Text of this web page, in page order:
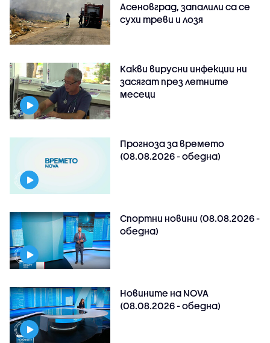
Асеновград, запалили са се
сухи треви и лозя
Какви вирусни инфекции ни
засягат през летните
месеци
Прогноза за времето
(08.08.2026 - обедна)
Спортни новини (08.08.2026 -
обедна)
Новините на NOVA
(08.08.2026 - обедна)